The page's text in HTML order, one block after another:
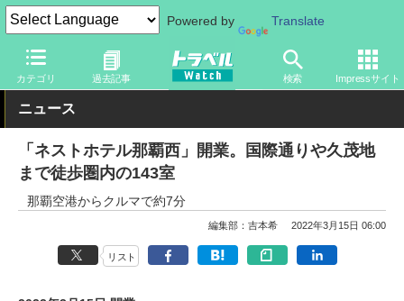
Powered by Translate
カテゴリ 過去記事 検索 Impressサイト
トラベル Watch 地域 国内旅行 沖縄
ニュース
「ネストホテル那覇西」開業。国際通りや久茂地
まで徒歩圏内の143室
那覇空港からクルマで約7分
編集部：吉本希 2022年3月15日 06:00
リスト